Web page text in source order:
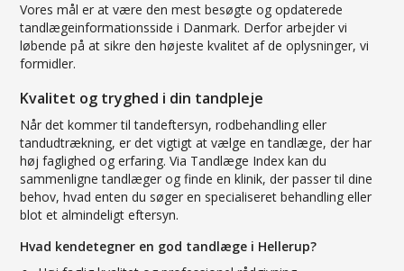
Vores mål er at være den mest besøgte og opdaterede
tandlægeinformationsside i Danmark. Derfor arbejder vi
løbende på at sikre den højeste kvalitet af de oplysninger, vi
formidler.
Kvalitet og tryghed i din tandpleje
Når det kommer til tandeftersyn, rodbehandling eller
tandudtrækning, er det vigtigt at vælge en tandlæge, der har
høj faglighed og erfaring. Via Tandlæge Index kan du
sammenligne tandlæger og finde en klinik, der passer til dine
behov, hvad enten du søger en specialiseret behandling eller
blot et almindeligt eftersyn.
Hvad kendetegner en god tandlæge i Hellerup?